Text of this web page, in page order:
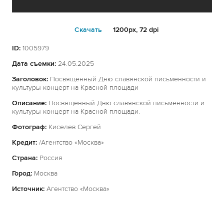
Cкачать 1200px, 72 dpi
ID: 1005979
Дата съемки: 24.05.2025
Заголовок: Посвященный Дню славянской письменности и
культуры концерт на Красной площади
Описание: Посвященный Дню славянской письменности и
культуры концерт на Красной площади.
Фотограф: Киселев Сергей
Кредит: /Агентство «Москва»
Страна: Россия
Город: Москва
Источник: Агентство «Москва»